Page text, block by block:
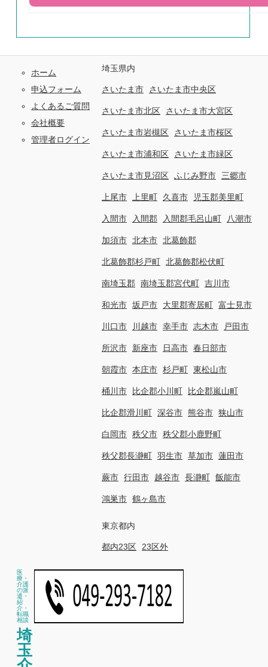
ホーム
申込フォーム
よくあるご質問
会社概要
管理者ログイン
埼玉県内
さいたま市 さいたま市中央区
さいたま市北区 さいたま市大宮区
さいたま市岩槻区 さいたま市桜区
さいたま市浦和区 さいたま市緑区
さいたま市見沼区 ふじみ野市 三郷市
上尾市 上里町 久喜市 児玉郡美里町
入間市 入間郡 入間郡毛呂山町 八潮市
加須市 北本市 北葛飾郡
北葛飾郡杉戸町 北葛飾郡松伏町
南埼玉郡 南埼玉郡宮代町 吉川市
和光市 坂戸市 大里郡寄居町 富士見市
川口市 川越市 幸手市 志木市 戸田市
所沢市 新座市 日高市 春日部市
朝霞市 本庄市 杉戸町 東松山市
桶川市 比企郡小川町 比企郡嵐山町
比企郡滑川町 深谷市 熊谷市 狭山市
白岡市 秩父市 秩父郡小鹿野町
秩父郡長瀞町 羽生市 草加市 蓮田市
蕨市 行田市 越谷市 長瀞町 飯能市
鴻巣市 鶴ヶ島市
東京都内
都内23区 23区外
医
療・
介護
の派
遣・
紹
介・
転職
相談
埼
玉